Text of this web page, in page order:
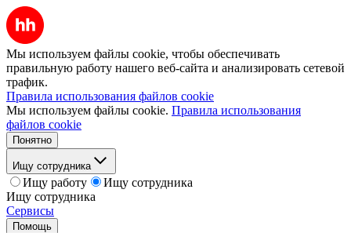
Мы используем файлы cookie, чтобы обеспечивать
правильную работу нашего веб-сайта и анализировать сетевой
трафик.
Правила использования файлов cookie
Мы используем файлы cookie. Правила использования
файлов cookie
Понятно
Ищу сотрудника
Ищу работу
Ищу сотрудника
Ищу сотрудника
Сервисы
Помощь